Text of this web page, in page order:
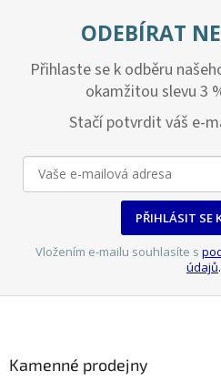
ODEBÍRAT
Přihlaste se k odběru
okamžitou slevu 3
Stačí potvrdit váš e-
PŘIHLÁSIT SE
Vložením e-mailu souhlasíte s
údajů.
Kamenné prodejny